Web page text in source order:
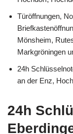
Türöffnungen,
Mönsheim,
Markgröningen
24h
an der Enz,
24h